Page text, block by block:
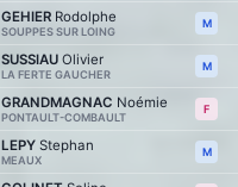
GEHIER Rodolphe
SOUPPES SUR LOING
M
SUSSIAU Olivier
LA FERTE GAUCHER
M
GRANDMAGNAC Noémie
PONTAULT-COMBAULT
F
LEPY Stephan
MEAUX
M